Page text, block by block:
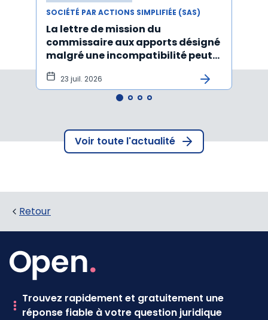
SOCIÉTÉ PAR ACTIONS SIMPLIFIÉE (SAS)
La lettre de mission du
commissaire aux apports désigné
malgré une incompatibilité peut
être annulée
23 juil. 2026
Voir toute l'actualité
Retour
Trouvez rapidement et gratuitement une
réponse fiable à votre question juridique